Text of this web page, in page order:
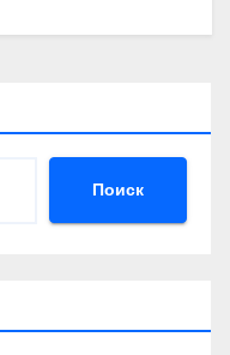
Поиск